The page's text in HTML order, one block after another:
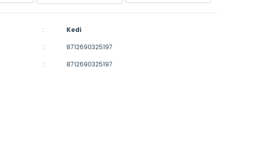
:
Kedi
:
8712690325197
: 8712690325197